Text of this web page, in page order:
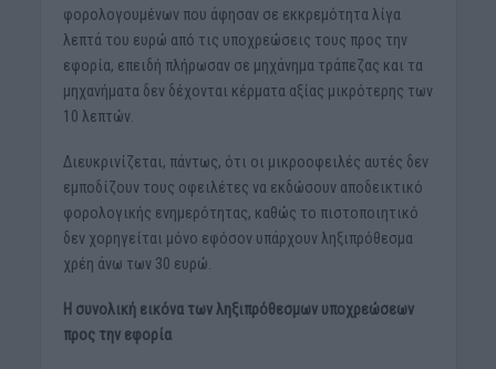
φορολογουμένων που άφησαν σε εκκρεμότητα λίγα
λεπτά του ευρώ από τις υποχρεώσεις τους προς την
εφορία, επειδή πλήρωσαν σε μηχάνημα τράπεζας και τα
μηχανήματα δεν δέχονται κέρματα αξίας μικρότερης των
10 λεπτών.
Διευκρινίζεται, πάντως, ότι οι μικροοφειλές αυτές δεν
εμποδίζουν τους οφειλέτες να εκδώσουν αποδεικτικό
φορολογικής ενημερότητας, καθώς το πιστοποιητικό
δεν χορηγείται μόνο εφόσον υπάρχουν ληξιπρόθεσμα
χρέη άνω των 30 ευρώ.
Η συνολική εικόνα των ληξιπρόθεσμων υποχρεώσεων
προς την εφορία